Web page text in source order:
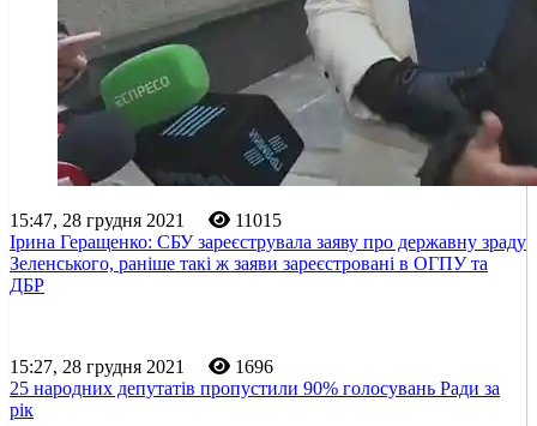
15:47, 28 грудня 2021
11015
Ірина Геращенко: СБУ зареєструвала заяву про державну зраду
Зеленського, раніше такі ж заяви зареєстровані в ОГПУ та
ДБР
15:27, 28 грудня 2021
1696
25 народних депутатів пропустили 90% голосувань Ради за
рік